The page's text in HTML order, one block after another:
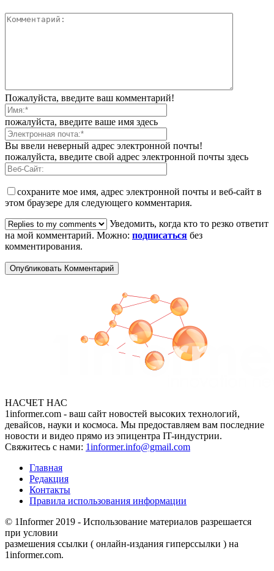
Пожалуйста, введите ваш комментарий!
пожалуйста, введите ваше имя здесь
Вы ввели неверный адрес электронной почты!
пожалуйста, введите свой адрес электронной почты здесь
сохраните мое имя, адрес электронной почты и веб-сайт в
этом браузере для следующего комментария.
Уведомить, когда кто то резко ответит
на мой комментарий. Можно: подписаться без
комментирования.
НАСЧЕТ НАС
1informer.com - ваш сайт новостей высоких технологий,
девайсов, науки и космоса. Мы предоставляем вам последние
новости и видео прямо из эпицентра IT-индустрии.
Свяжитесь с нами: 1informer.info@gmail.com
Главная
Редакция
Контакты
Правила использования информации
© 1Informer 2019 - Использование материалов разрешается
при условии
размешения ссылки ( онлайн-издания гиперссылки ) на
1informer.com.